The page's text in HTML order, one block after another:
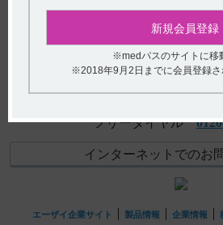
送信する
新規会員登録
※medパスのサイトに移
※2018年9月2日までに会員登録
フリーダイヤル
インターネットでのお
エーザイ企業サイト 製品情報 企業情報